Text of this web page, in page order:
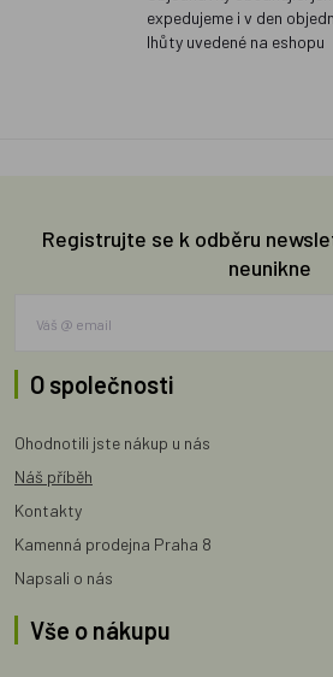
expedujeme i v den
lhůty uvedené na eshopu
Registrujte se k odběru
neunikne
O společnosti
Ohodnotili jste nákup u nás
Náš příběh
Kontakty
Kamenná prodejna Praha 8
Napsali o nás
Vše o nákupu